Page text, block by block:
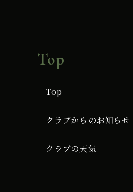
Top
Top
クラブからのお知らせ
クラブの天気